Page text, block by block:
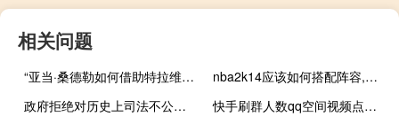
相关问题
“亚当·桑德勒如何借助特拉维斯·凯尔斯与泰勒·斯威夫特的关系进行创作？”
nba2k14应该如何搭配阵容,举例,不一定要全明星,最多2~3个全明星 nba全明星阵容新变化
政府拒绝对历史上司法不公受害者进行赔偿
快手刷群人数qq空间视频点赞购买(快手互赞qq群上千人)